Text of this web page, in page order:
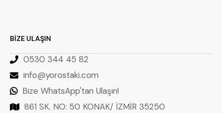
BİZE ULAŞIN
0530 344 45 82
info@yorostaki.com
Bize WhatsApp'tan Ulaşın!
861 SK. NO: 50 KONAK/ İZMİR 35250